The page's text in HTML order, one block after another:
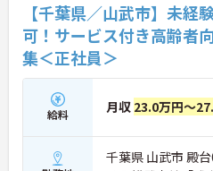
【千葉県／山武市】未
可！サービス付き高齢者
集＜正社員＞
給料 月収 23.0万円～
千葉県 山武市 殿